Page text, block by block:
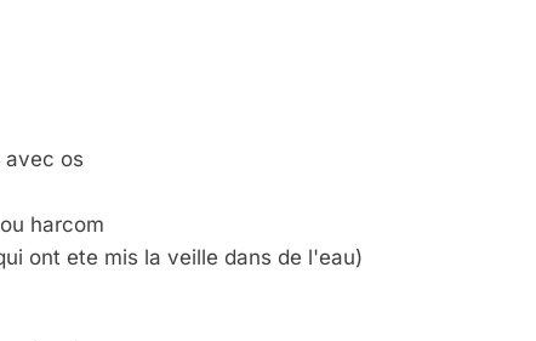
avec os
harcom
ont ete mis la veille dans de l'eau)